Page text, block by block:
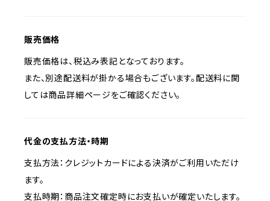
販売価格
販売価格は、税込み表記となっております。
また、別途配送料が掛かる場合もございます。配送料に関
しては商品詳細ページをご確認ください。
代金の支払方法・時期
支払方法：クレジットカードによる決済がご利用いただけ
ます。
支払時期：商品注文確定時にお支払いが確定いたします。